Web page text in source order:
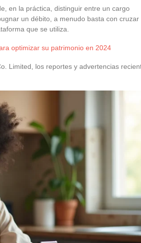
en la práctica, distinguir entre un cargo
un débito, a menudo basta con cruzar
que se utiliza.
optimizar su patrimonio en 2024
Limited, los reportes y advertencias